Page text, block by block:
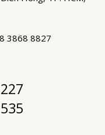
3868 8827